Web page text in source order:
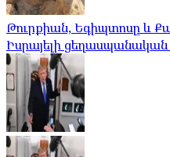
Թուրքիան, Եգիպտոսը և
Իսրայելի ցեղասպանական